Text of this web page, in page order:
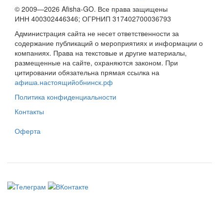
© 2009—2026 Afisha-GO. Все права защищены
ИНН 400302446346; ОГРНИП 317402700036793
Администрация сайта не несет ответственности за
содержание публикаций о мероприятиях и информации о
компаниях. Права на текстовые и другие материалы,
размещенные на сайте, охраняются законом. При
цитировании обязательна прямая ссылка на
афиша.настоящийобнинск.рф
Политика конфиденциальности
Контакты
Оферта